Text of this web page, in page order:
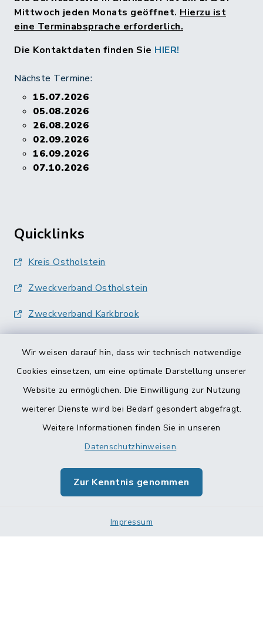
Wir weisen darauf hin, dass wir technisch notwendige
Cookies einsetzen, um eine optimale Darstellung unserer
Website zu ermöglichen. Die Einwilligung zur Nutzung
weiterer Dienste wird bei Bedarf gesondert abgefragt.
Weitere Informationen finden Sie in unseren
Datenschutzhinweisen.
Zur Kenntnis genommen
Impressum
Mittwoch jeden Monats geöffnet. Hierzu ist
eine Terminabsprache erforderlich.
Die Kontaktdaten finden Sie HIER!
Nächste Termine:
15.07.2026
05.08.2026
26.08.2026
02.09.2026
16.09.2026
07.10.2026
Quicklinks
Kreis Ostholstein
Zweckverband Ostholstein
Zweckverband Karkbrook
Barrierefreiheit
Impressum
Sitemap